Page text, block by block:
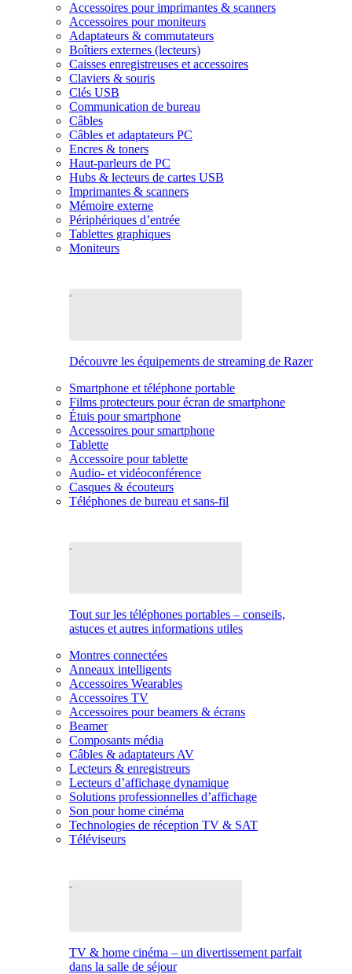
Accessoires pour imprimantes & scanners
Accessoires pour moniteurs
Adaptateurs & commutateurs
Boîtiers externes (lecteurs)
Caisses enregistreuses et accessoires
Claviers & souris
Clés USB
Communication de bureau
Câbles
Câbles et adaptateurs PC
Encres & toners
Haut-parleurs de PC
Hubs & lecteurs de cartes USB
Imprimantes & scanners
Mémoire externe
Périphériques d’entrée
Tablettes graphiques
Moniteurs
Découvre les équipements de streaming de Razer
Smartphone et téléphone portable
Films protecteurs pour écran de smartphone
Étuis pour smartphone
Accessoires pour smartphone
Tablette
Accessoire pour tablette
Audio- et vidéoconférence
Casques & écouteurs
Téléphones de bureau et sans-fil
Tout sur les téléphones portables – conseils,
astuces et autres informations utiles
Montres connectées
Anneaux intelligents
Accessoires Wearables
Accessoires TV
Accessoires pour beamers & écrans
Beamer
Composants média
Câbles & adaptateurs AV
Lecteurs & enregistreurs
Lecteurs d’affichage dynamique
Solutions professionnelles d’affichage
Son pour home cinéma
Technologies de réception TV & SAT
Téléviseurs
TV & home cinéma – un divertissement parfait
dans la salle de séjour